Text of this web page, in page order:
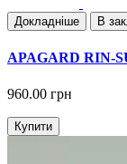
Докладнiше В
APAGARD RIN-
960.00 грн
Купити